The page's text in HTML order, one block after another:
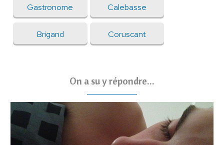
Gastronome Calebasse
Brigand Coruscant
On a su y répondre...